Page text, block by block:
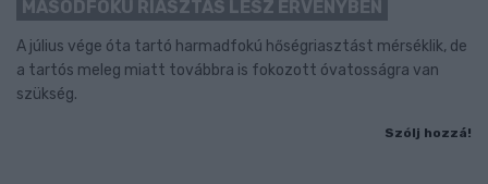
MÁSODFOKÚ RIASZTÁS LESZ ÉRVÉNYBEN
A július vége óta tartó harmadfokú hőségriasztást mérséklik, de
a tartós meleg miatt továbbra is fokozott óvatosságra van
szükség.
Szólj hozzá!